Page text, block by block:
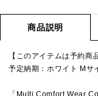
商品説明
【このアイテムは予約商
予定納期：ホワイト Mサ